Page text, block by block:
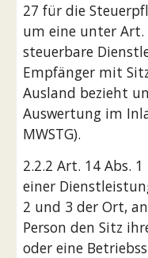
27 für die
um eine unter Art.
steuerbare
Empfänger mit
Ausland bezieht
Auswertung im
MWSTG).
2.2.2 Art. 14 Abs.
einer
2 und 3 der Ort,
Person den Sitz
oder eine